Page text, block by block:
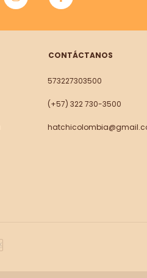
CONTÁCTANOS
573227303500
(+57) 322 730-3500